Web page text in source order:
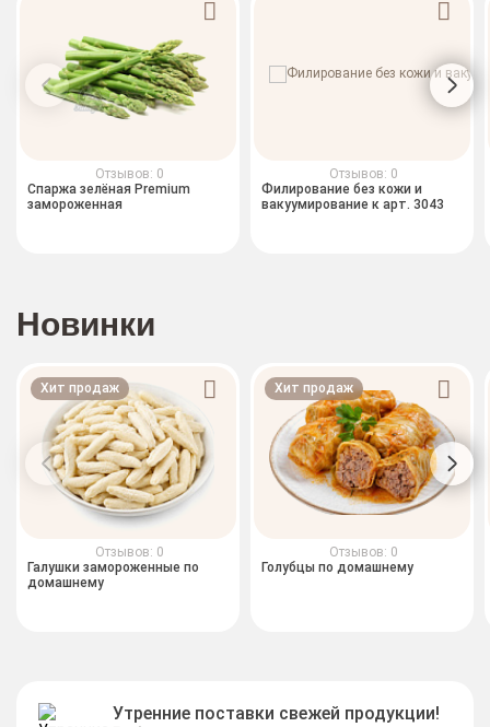
Отзывов: 0
Спаржа зелёная Premium
замороженная
Отзывов: 0
Филирование без кожи и
вакуумирование к арт. 3043
Новинки
Хит продаж
Отзывов: 0
Галушки замороженные по
домашнему
Хит продаж
Отзывов: 0
Голубцы по домашнему
Утренние поставки свежей продукции!